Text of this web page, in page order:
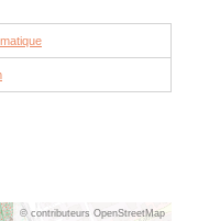
© contributeurs OpenStreetMap